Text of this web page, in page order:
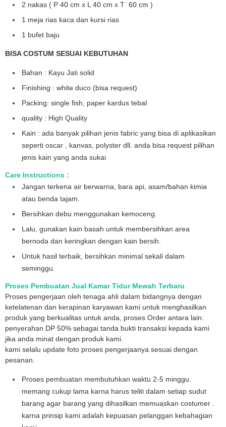
2 nakas ( P 40 cm x L 40 cm x T 60 cm )
1 meja rias kaca dan kursi rias
1 bufet baju
BISA COSTUM SESUAI KEBUTUHAN
Bahan : Kayu Jati solid
Finishing : white duco (bisa request)
Packing: single fish, paper kardus tebal
quality : High Quality
Kain : ada banyak pilihan jenis fabric yang bisa di aplikasikan
seperti oscar , kanvas, polyster dll. anda bisa request pilihan
jenis kain yang anda sukai
Care Instructions :
Jangan terkena air berwarna, bara api, asam/bahan kimia
atau benda tajam.
Bersihkan debu menggunakan kemoceng.
Lalu, gunakan kain basah untuk membersihkan area
bernoda dan keringkan dengan kain bersih.
Untuk hasil terbaik, bersihkan minimal sekali dalam
seminggu.
Proses Pembuatan Jual Kamar Tidur Mewah Terbaru
Proses pengerjaan oleh tenaga ahli dalam bidangnya dengan
ketelatenan dan kerapinan karyawan kami untuk menghasilkan
produk yang berkualitas untuk anda, proses Order antara lain:
penyerahan DP 50% sebagai tanda bukti transaksi kepada kami
jika anda minat dengan produk kami.
kami selalu update foto proses pengerjaanya sesuai dengan
pesanan.
Proses pembuatan membutuhkan waktu 2-5 minggu.
memang cukup lama karna harus teliti dalam setiap sudut
barang agar barang yang dihasilkan memuaskan costumer .
karna prinsip kami adalah kepuasan pelanggan kebahagian